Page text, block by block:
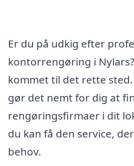
Er du på udkig efter
kontorrengøring i
kommet til det rette
gør det nemt for dig at
rengøringsfirmaer i dit
du kan få den service,
behov.